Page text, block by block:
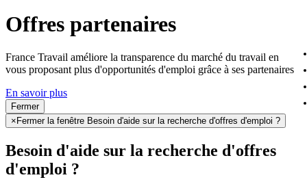
Offres partenaires
France Travail améliore la transparence du marché du travail en
vous proposant plus d'opportunités d'emploi grâce à ses partenaires
En savoir plus
Fermer
× Fermer la fenêtre Besoin d'aide sur la recherche d'offres d'emploi ?
Besoin d'aide sur la recherche d'offres
d'emploi ?